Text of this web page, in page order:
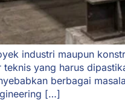
industri maupun
teknis yang harus
berbagai
[…]